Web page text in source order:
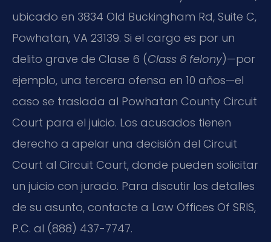
ubicado en 3834 Old Buckingham Rd, Suite C,
Powhatan, VA 23139. Si el cargo es por un
delito grave de Clase 6 (Class 6 felony)—por
ejemplo, una tercera ofensa en 10 años—el
caso se traslada al Powhatan County Circuit
Court para el juicio. Los acusados tienen
derecho a apelar una decisión del Circuit
Court al Circuit Court, donde pueden solicitar
un juicio con jurado. Para discutir los detalles
de su asunto, contacte a Law Offices Of SRIS,
P.C. al (888) 437-7747.